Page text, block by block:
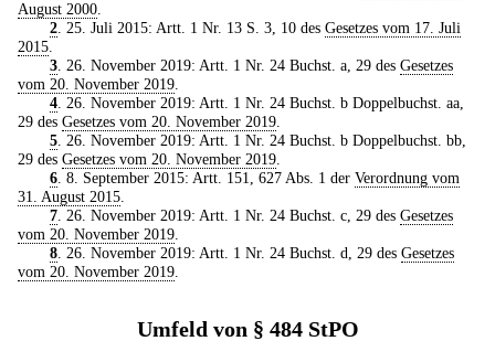
August 2000.
2. 25. Juli 2015: Artt. 1 Nr. 13 S. 3, 10 des Gesetzes vom 17. Juli
2015.
3. 26. November 2019: Artt. 1 Nr. 24 Buchst. a, 29 des Gesetzes
vom 20. November 2019.
4. 26. November 2019: Artt. 1 Nr. 24 Buchst. b Doppelbuchst. aa,
29 des Gesetzes vom 20. November 2019.
5. 26. November 2019: Artt. 1 Nr. 24 Buchst. b Doppelbuchst. bb,
29 des Gesetzes vom 20. November 2019.
6. 8. September 2015: Artt. 151, 627 Abs. 1 der Verordnung vom
31. August 2015.
7. 26. November 2019: Artt. 1 Nr. 24 Buchst. c, 29 des Gesetzes
vom 20. November 2019.
8. 26. November 2019: Artt. 1 Nr. 24 Buchst. d, 29 des Gesetzes
vom 20. November 2019.
Umfeld von § 484 StPO